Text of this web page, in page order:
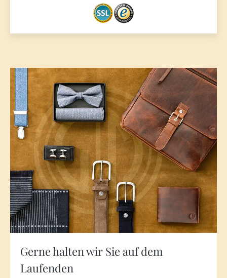
Gerne halten wir Sie auf dem
Laufenden